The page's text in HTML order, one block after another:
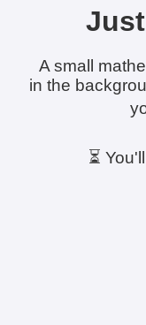
A small
in the
⏳